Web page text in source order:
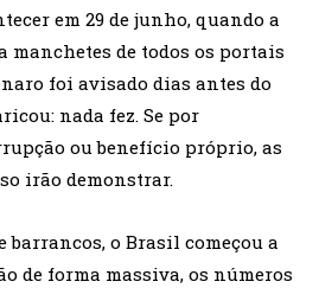
em 29 de junho, quando a
manchetes de todos os portais
foi avisado dias antes do
nada fez. Se por
ou benefício próprio, as
irão demonstrar.
barrancos, o Brasil começou a
de forma massiva, os números